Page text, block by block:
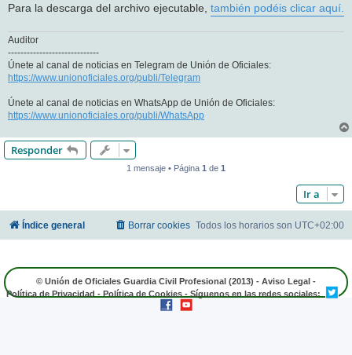
Para la descarga del archivo ejecutable, también podéis clicar aquí.
Auditor
-----------------------------
Únete al canal de noticias en Telegram de Unión de Oficiales:
https://www.unionoficiales.org/publi/Telegram
Únete al canal de noticias en WhatsApp de Unión de Oficiales:
https://www.unionoficiales.org/publi/WhatsApp
Responder
1 mensaje • Página 1 de 1
Ir a
Índice general Todos los horarios son UTC+02:00
Borrar cookies
© Unión de Oficiales Guardia Civil Profesional (2013) - Aviso Legal -
Política de Privacidad - Política de Cookies - Síguenos en las redes sociales: